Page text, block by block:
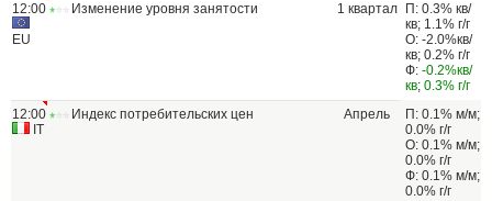
12:00
EU
Изменение уровня занятости 1 квартал
П: 0.3% кв/
кв; 1.1% г/г
О: -2.0%кв/
кв; 0.2% г/г
Ф: -0.2%кв/
кв; 0.3% г/г
12:00
IT
Индекс потребительских цен Апрель
П: 0.1% м/м;
0.0% г/г
О: 0.1% м/м;
0.0% г/г
Ф: 0.1% м/м;
0.0% г/г